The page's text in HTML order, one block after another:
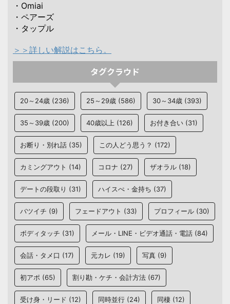
・Omiai
・ペアーズ
・タップル
＞＞詳しい解説はこちら。
タグクラウド
20～24歳 (236) 25～29歳 (586) 30～34歳 (393)
35～39歳 (200) 40歳以上 (126) お付き合い (31)
お断り・別れ話 (35) この人どう思う？ (172)
カミングアウト (14) コロナ (27) ザオラル (18)
デートの段取り (31) ハイスぺ・金持ち (37)
バツイチ (9) フェードアウト (33) プロフィール (30)
ボディタッチ (31) メール・LINE・ビデオ通話・電話 (84)
会話・タメ口 (17) 元カレ (19) 写真 (9)
初アポ (65) 割り勘・ケチ・会計方法 (67)
受け身・リード (12) 同時並行 (24) 同棲 (12)